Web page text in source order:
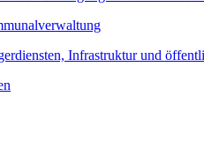
Infrastruktur und